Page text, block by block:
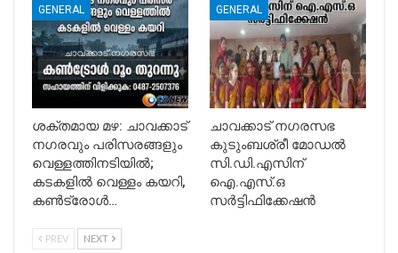
GENERAL
ശക്തമായ മഴ: ചാവക്കാട്
നഗരവും പരിസരങ്ങളും
വെള്ളത്തിനടിയിൽ;
കടകളിൽ വെള്ളം കയറി,
കൺട്രോൾ…
GENERAL
ചാവക്കാട് നഗരസഭ
കുടുംബശ്രീ മോഡൽ
സി.ഡി.എസിന്
ഐ.എസ്.ഒ
സർട്ടിഫിക്കേഷൻ
PREV NEXT